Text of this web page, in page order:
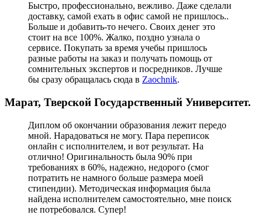
Быстро, профессионально, вежливо. Даже сделали
доставку, самой ехать в офис самой не пришлось..
Больше и добавить-то нечего. Своих денег это
стоит на все 100%. Жалко, поздно узнала о
сервисе. Покупать за время учебы пришлось
разные работы на заказ и получать помощь от
сомнительных экспертов и посредников. Лучше
бы сразу обращалась сюда в Zaochnik.
Марат, Тверской Государственный Университет.
Диплом об окончании образования лежит передо
мной. Нарадоваться не могу. Пара переписок
онлайн с исполнителем, и вот результат. На
отлично! Оригинальность была 90% при
требованиях в 60%, надежно, недорого (смог
потратить не намного больше размера моей
стипендии). Методическая информация была
найдена исполнителем самостоятельно, мне поиск
не потребовался. Супер!